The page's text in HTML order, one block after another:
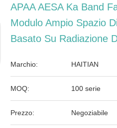
APAA AESA Ka Band
Modulo Ampio Spazio
Basato Su Radiazione
Marchio: HAITIAN
MOQ: 100 serie
Prezzo: Negoziabile